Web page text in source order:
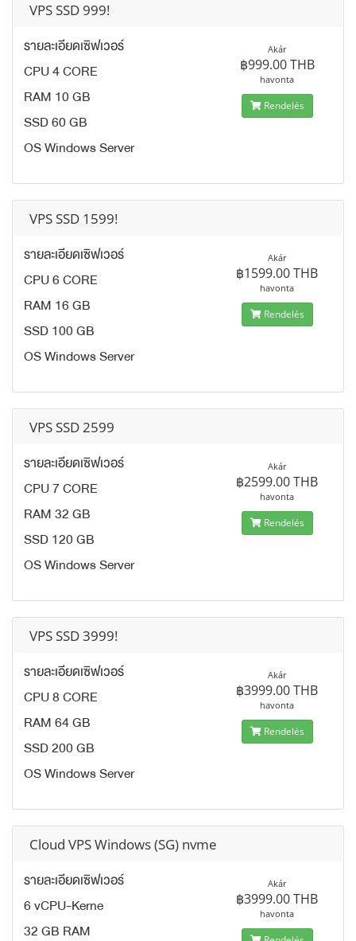
VPS SSD 999!
รายละเอียดเซิฟเวอร์
CPU 4 CORE
RAM 10 GB
SSD 60 GB
OS Windows Server
Akár
฿999.00 THB
havonta
Rendelés
VPS SSD 1599!
รายละเอียดเซิฟเวอร์
CPU 6 CORE
RAM 16 GB
SSD 100 GB
OS Windows Server
Akár
฿1599.00 THB
havonta
Rendelés
VPS SSD 2599
รายละเอียดเซิฟเวอร์
CPU 7 CORE
RAM 32 GB
SSD 120 GB
OS Windows Server
Akár
฿2599.00 THB
havonta
Rendelés
VPS SSD 3999!
รายละเอียดเซิฟเวอร์
CPU 8 CORE
RAM 64 GB
SSD 200 GB
OS Windows Server
Akár
฿3999.00 THB
havonta
Rendelés
Cloud VPS Windows (SG) nvme
รายละเอียดเซิฟเวอร์
6 vCPU-Kerne
32 GB RAM
Akár
฿3999.00 THB
havonta